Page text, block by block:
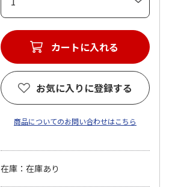
カートに入れる
お気に入りに登録する
商品についてのお問い合わせはこちら
在庫：在庫あり